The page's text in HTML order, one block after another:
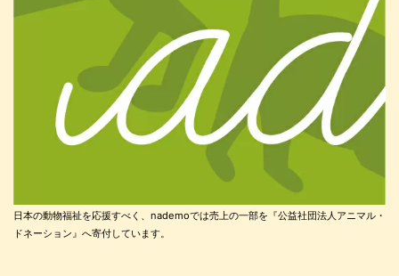
日本の動物福祉を応援すべく、nademoでは売上の一部を『公益社団法人アニマル・
ドネーション』へ寄付しています。